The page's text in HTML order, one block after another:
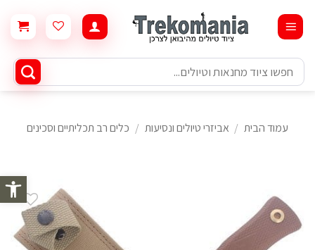
פתח
content
חיפוש
עבור:
עמוד הבית / אביזרי טיולים ונסיעות / כלים רב תכליתיים וסכינים